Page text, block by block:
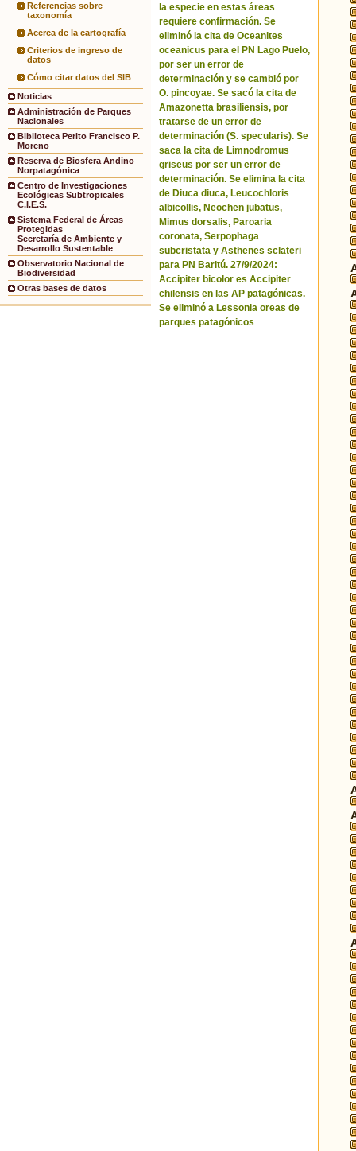
Referencias sobre
taxonomía
Acerca de la cartografía
Criterios de ingreso de
datos
Cómo citar datos del SIB
Noticias
Administración de Parques
Nacionales
Biblioteca Perito Francisco P.
Moreno
Reserva de Biosfera Andino
Norpatagónica
Centro de Investigaciones
Ecológicas Subtropicales
C.I.E.S.
Sistema Federal de Áreas
Protegidas
Secretaría de Ambiente y
Desarrollo Sustentable
Observatorio Nacional de
Biodiversidad
Otras bases de datos
la especie en estas áreas
requiere confirmación. Se
eliminó la cita de Oceanites
oceanicus para el PN Lago Puelo,
por ser un error de
determinación y se cambió por
O. pincoyae. Se sacó la cita de
Amazonetta brasiliensis, por
tratarse de un error de
determinación (S. specularis). Se
saca la cita de Limnodromus
griseus por ser un error de
determinación. Se elimina la cita
de Diuca diuca, Leucochloris
albicollis, Neochen jubatus,
Mimus dorsalis, Paroaria
coronata, Serpophaga
subcristata y Asthenes sclateri
para PN Baritú. 27/9/2024:
Accipiter bicolor es Accipiter
chilensis en las AP patagónicas.
Se eliminó a Lessonia oreas de
parques patagónicos